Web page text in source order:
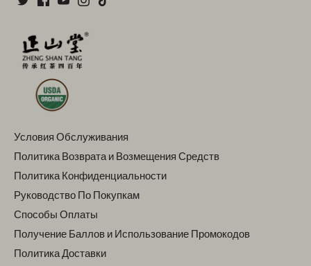
Условия Обслуживания
Политика Возврата и Возмещения Средств
Политика Конфиденциальности
Руководство По Покупкам
Способы Оплаты
Получение Баллов и Использование Промокодов
Политика Доставки